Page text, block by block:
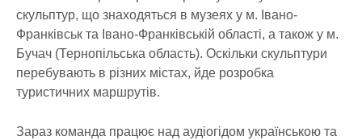
скульптур, що знаходяться в музеях у м. Івано-
Франківськ та Івано-Франківській області, а також у м.
Бучач (Тернопільська область). Оскільки скульптури
перебувають в різних містах, йде розробка
туристичних маршрутів.
Зараз команда працює над аудіогідом українською та